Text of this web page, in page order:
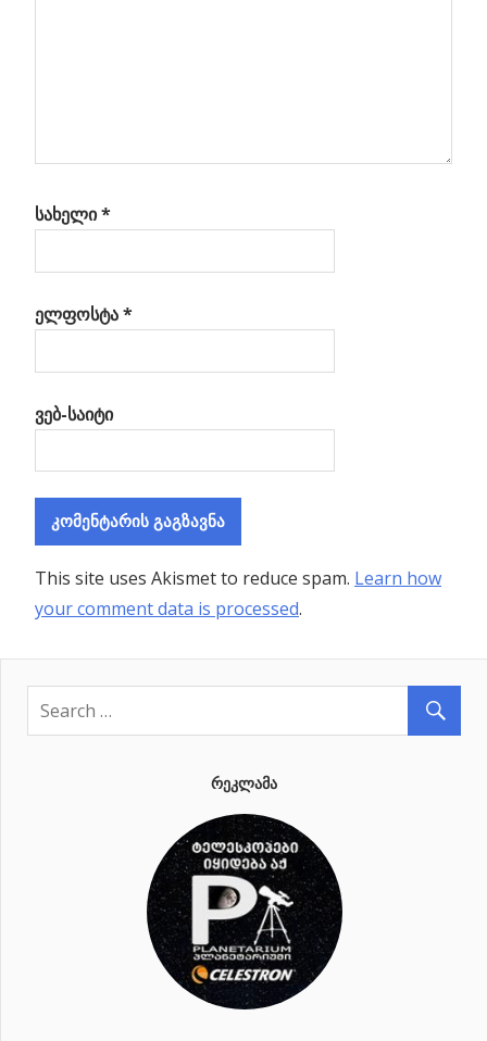
სახელი*
ელფოსტა*
ვებ-საიტი
This site uses Akismet to reduce spam. Learn how
your comment data is processed.
ᲠᲔᲙᲚᲐᲛᲐ